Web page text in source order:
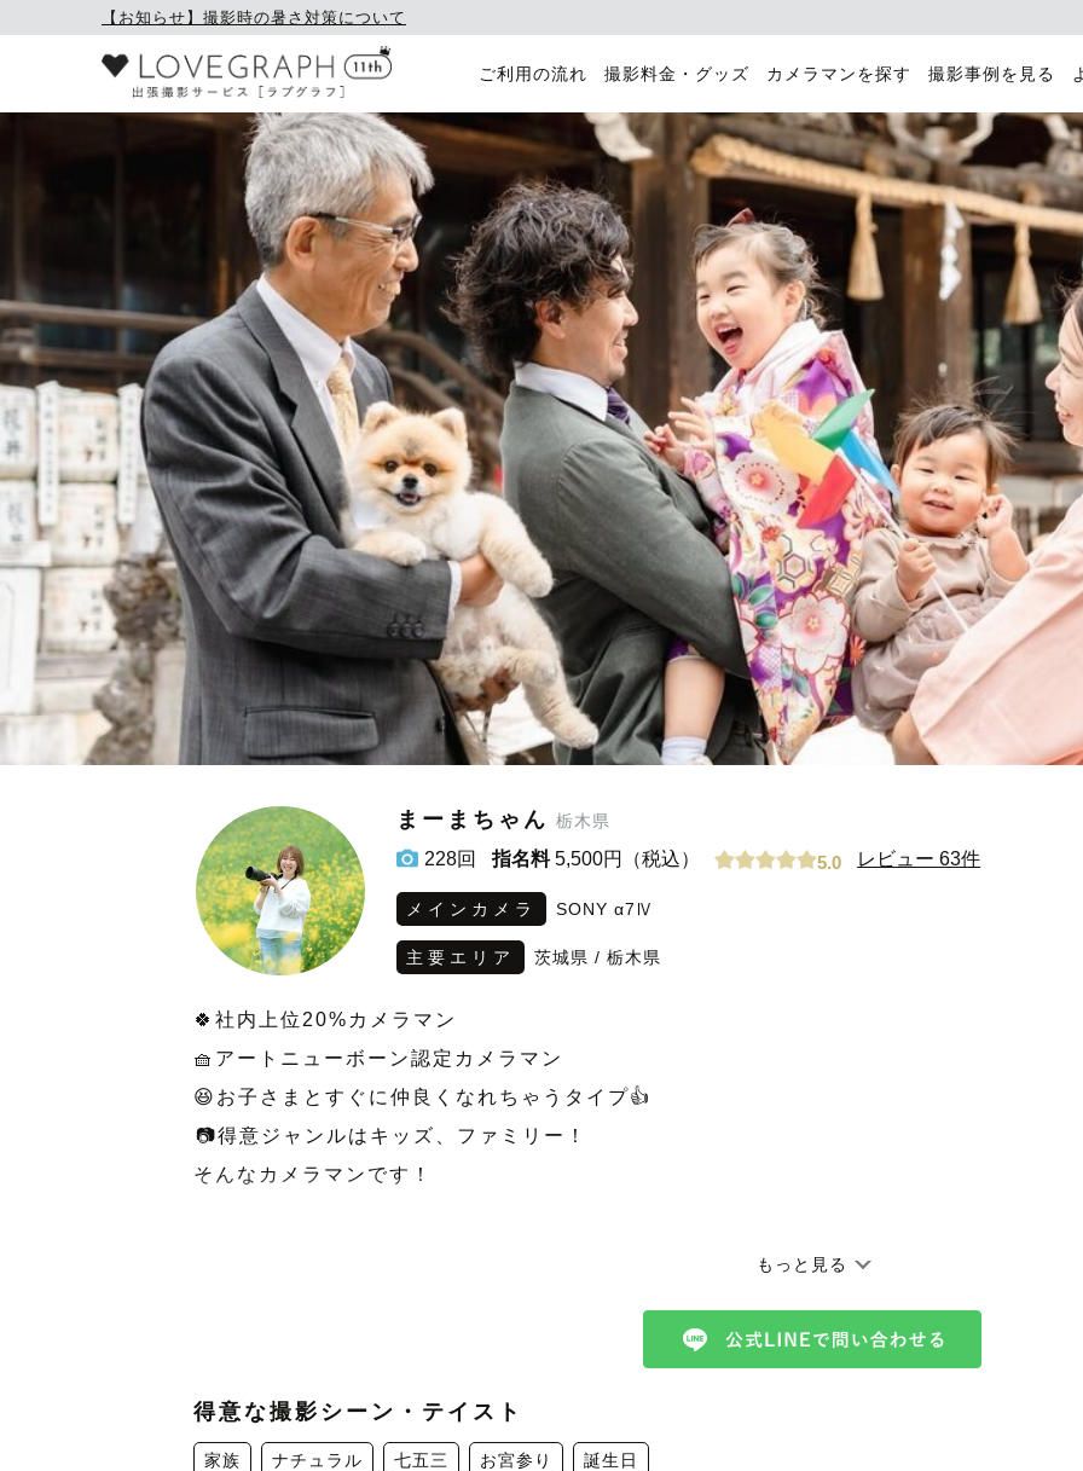
【お知らせ】撮影時の暑さ対策について
ご利用の流れ 撮影料金・グッズ カメラマンを探す 撮影事例を見る
まーまちゃん 栃木県
228回 指名料5,500円（税込） 5.0 レビュー 63件
メインカメラ SONY α7Ⅳ
主要エリア 茨城県 / 栃木県
🍀社内上位20%カメラマン
🧺アートニューボーン認定カメラマン‬‬‬
😆お子さまとすぐに仲良くなれちゃうタイプ👍
︎📷得意ジャンルはキッズ、ファミリー！
そんなカメラマンです！
カメラマンページを開いてくださりありがとうございます！
はじめまして！
まーまちゃんです！
もっと見る
得意な撮影シーン・テイスト
家族 ナチュラル 七五三 お宮参り 誕生日